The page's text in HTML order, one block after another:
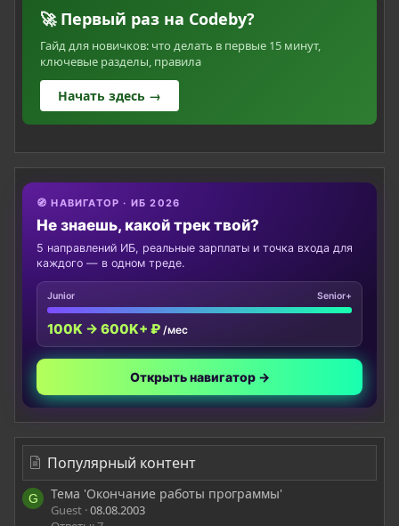
🚀 Первый раз на Codeby?
Гайд для новичков: что делать в первые 15 минут,
ключевые разделы, правила
Начать здесь →
🧭 НАВИГАТОР · ИБ 2026
Не знаешь, какой трек твой?
5 направлений ИБ, реальные зарплаты и точка входа для
каждого — в одном треде.
Junior Senior+
100K → 600K+ ₽ /мес
Открыть навигатор →
Популярный контент
G Тема 'Окончание работы программы'
Guest 08.08.2003